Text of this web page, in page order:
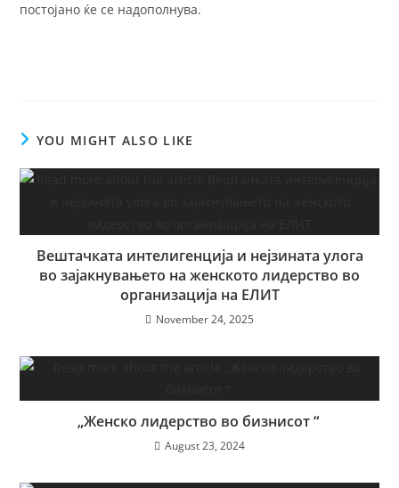
постојано ќе се надополнува.
YOU MIGHT ALSO LIKE
Вештачката интелигенција и нејзината улога
во зајакнувањето на женското лидерство во
организација на ЕЛИТ
November 24, 2025
„Женско лидерство во бизнисот “
August 23, 2024